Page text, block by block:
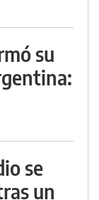
su
se
un